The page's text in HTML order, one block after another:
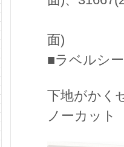
面)
■ラベルシ
下地がかく
ノーカッ